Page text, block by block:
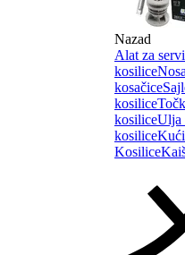
Nazad
Alat za
kosilice
kosačice
kosilice
kosiliceUlja
kosilice
Kosilice